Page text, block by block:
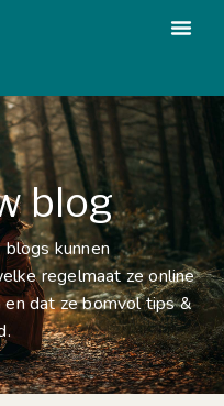
blog​
kunnen
regelmaat ze online
en dat ze bomvol tips &